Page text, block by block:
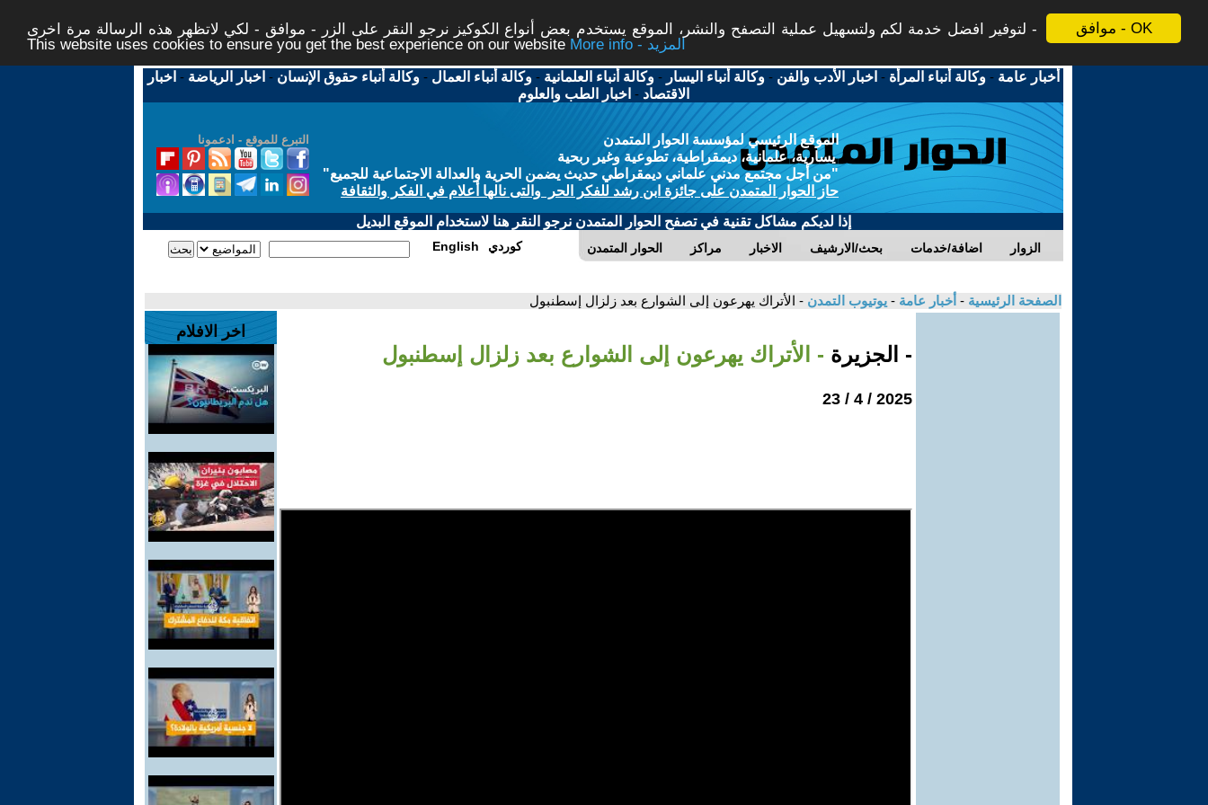
موافق - OK
لتوفير افضل خدمة لكم ولتسهيل عملية التصفح والنشر، الموقع يستخدم بعض أنواع الكوكيز نرجو النقر على الزر - موافق - لكي لاتظهر هذه الرسالة مرة اخرى -
This website uses cookies to ensure you get the best experience on our website
More info - المزيد
أخبار عامة -وكالة أنباء المرأة - اخبار الأدب والفن -وكالة أنباء اليسار -وكالة أنباء العلمانية -وكالة أنباء العمال -وكالة أنباء حقوق الإنسان - اخبار الرياضة - اخبار
الاقتصاد - اخبار الطب والعلوم
التبرع للموقع - ادعمونا
الموقع الرئيسي لمؤسسة الحوار المتمدن
يسارية، علمانية، ديمقراطية، تطوعية وغير ربحية
"من أجل مجتمع مدني علماني ديمقراطي حديث يضمن الحرية والعدالة الاجتماعية للجميع"
حاز الحوار المتمدن على جائزة ابن رشد للفكر الحر والتى نالها أعلام في الفكر والثقافة
إذا لديكم مشاكل تقنية في تصفح الحوار المتمدن نرجو النقر هنا لاستخدام الموقع البديل
الحوار المتمدن مراكز الاخبار بحث/الارشيف اضافة/خدمات الزوار English كوردي
الصفحة الرئيسية - أخبار عامة - يوتيوب التمدن - الأتراك يهرعون إلى الشوارع بعد زلزال إسطنبول
- الجزيرة - الأتراك يهرعون إلى الشوارع بعد زلزال إسطنبول
2025 / 4 / 23
اخر الافلام